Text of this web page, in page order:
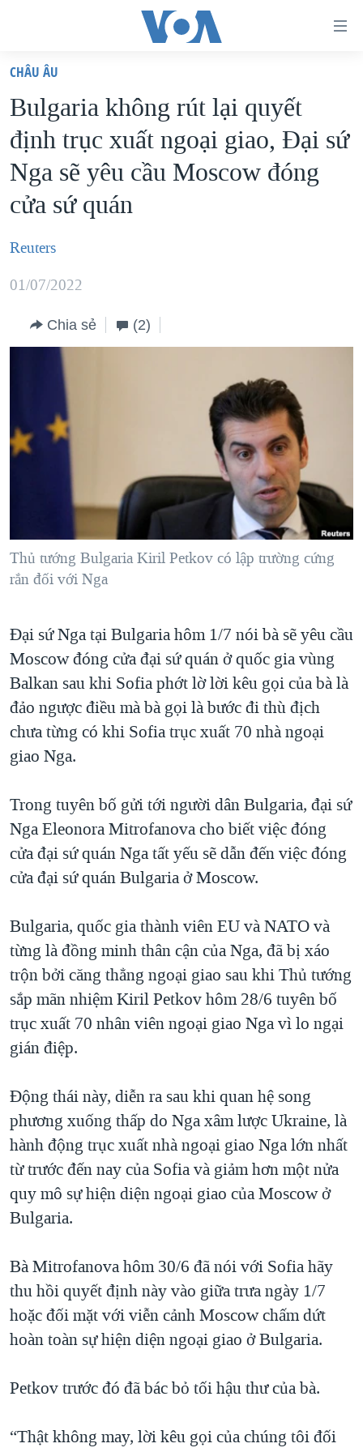
truy
cập
Tới
nội
dung
chính
Tới
hướng
VIỆT NAM
HOA KỲ
BIỂN ĐÔNG
THẾ GIỚI
MỤC
TỰ DO BÁO CHÍ
VẠCH TRẦN TIN GIẢ
NGƯỜI VIỆT HẢI NGOẠI
KINH TẾ
THỂ THAO
GIÁO DỤC
CHUYÊN ĐỀ
CHIẾN TRANH THƯƠNG MẠI CỦA MỸ: QUÁ KHỨ VÀ HIỆN
HÀNH TRÌNH BẦU CỬ 2024
MỘT NĂM CHIẾN TRANH TẠI DẢI GAZA
GIẢI MÃ VÀNH ĐAI & CON ĐƯỜNG
NGÀY TỊ NẠN THẾ GIỚI
TRỊNH VĨNH BÌNH - NGƯỜI HẠ 'BÊN THẮNG CUỘC'
GROUND ZERO – XƯA VÀ NAY
CHI PHÍ CHIẾN TRANH AFGHANISTAN
THƯỢNG ĐỈNH TRUMP-KIM TẠI VIỆT NAM
TRỊNH VĨNH BÌNH VS. CHÍNH PHỦ VIỆT NAM
NGƯ DÂN VIỆT VÀ LÀN SÓNG TRỘM HẢI SÂM
BÊN KIA QUỐC LỘ: TIẾNG VỌNG TỪ NÔNG THÔN MỸ
HỌC TIẾNG ANH
MẠNG XÃ HỘI
Ngôn ngữ khác
CHÂU ÂU
Bulgaria không rút lại quyết
định trục xuất ngoại giao, Đại sứ
Nga sẽ yêu cầu Moscow đóng
cửa sứ quán
Reuters
01/07/2022
Chia sẻ (2)
Thủ tướng Bulgaria Kiril Petkov có lập trường cứng
rắn đối với Nga
Đại sứ Nga tại Bulgaria hôm 1/7 nói bà sẽ yêu cầu
Moscow đóng cửa đại sứ quán ở quốc gia vùng
Balkan sau khi Sofia phớt lờ lời kêu gọi của bà là
đảo ngược điều mà bà gọi là bước đi thù địch
chưa từng có khi Sofia trục xuất 70 nhà ngoại
giao Nga.
Trong tuyên bố gửi tới người dân Bulgaria, đại sứ
Nga Eleonora Mitrofanova cho biết việc đóng
cửa đại sứ quán Nga tất yếu sẽ dẫn đến việc đóng
cửa đại sứ quán Bulgaria ở Moscow.
Bulgaria, quốc gia thành viên EU và NATO và
từng là đồng minh thân cận của Nga, đã bị xáo
trộn bởi căng thẳng ngoại giao sau khi Thủ tướng
sắp mãn nhiệm Kiril Petkov hôm 28/6 tuyên bố
trục xuất 70 nhân viên ngoại giao Nga vì lo ngại
gián điệp.
Động thái này, diễn ra sau khi quan hệ song
phương xuống thấp do Nga xâm lược Ukraine, là
hành động trục xuất nhà ngoại giao Nga lớn nhất
từ trước đến nay của Sofia và giảm hơn một nửa
quy mô sự hiện diện ngoại giao của Moscow ở
Bulgaria.
Bà Mitrofanova hôm 30/6 đã nói với Sofia hãy
thu hồi quyết định này vào giữa trưa ngày 1/7
hoặc đối mặt với viễn cảnh Moscow chấm dứt
hoàn toàn sự hiện diện ngoại giao ở Bulgaria.
Petkov trước đó đã bác bỏ tối hậu thư của bà.
“Thật không may, lời kêu gọi của chúng tôi đối